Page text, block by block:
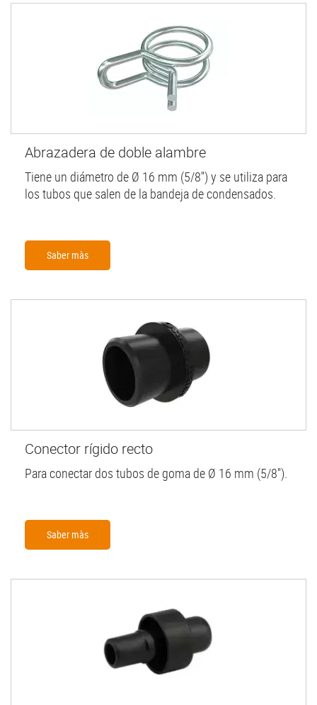
Abrazadera de doble alambre
Tiene un diámetro de Ø 16 mm (5/8'') y se utiliza para
los tubos que salen de la bandeja de condensados.
Saber màs
Conector rígido recto
Para conectar dos tubos de goma de Ø 16 mm (5/8'').
Saber màs